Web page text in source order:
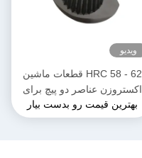
ویدیو
HRC 58 - 62 قطعات ماشین
اکستروزن عناصر دو پیچ برای
دمای بالا
بهترین قیمت رو بدست بیار